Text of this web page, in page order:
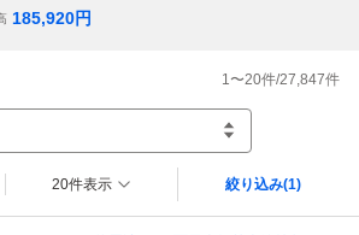
185,920円
1 〜20件/27,847件
20件表示 絞り込み(1)